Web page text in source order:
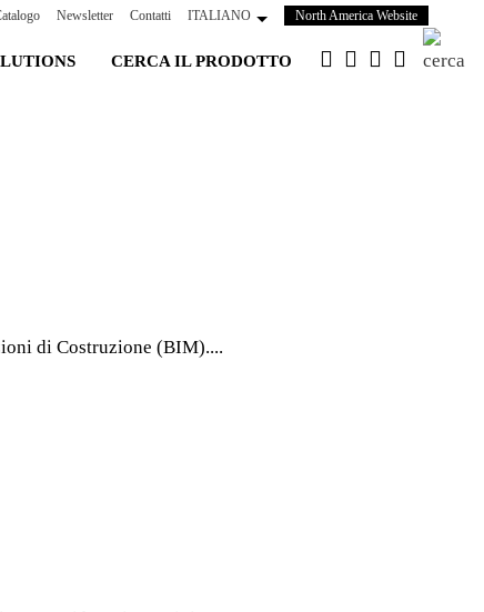
Newsletter Contatti ITALIANO North America Website(si apre in
CERCA IL PRODOTTO
di Costruzione (BIM).